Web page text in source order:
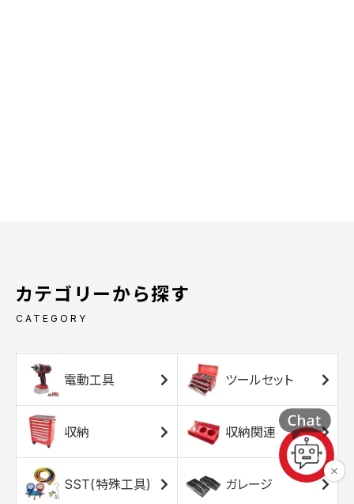
カテゴリーから探す
CATEGORY
電動工具 ツールセット
収納 収納関連
SST(特殊工具) ガレージ